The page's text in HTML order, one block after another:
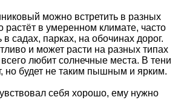
можно встретить в разных
в умеренном климате, часто
садах, парках, на обочинах дорог.
и может расти на разных типах
любит солнечные места. В тени
но будет не таким пышным и ярким.
себя хорошо, ему нужно